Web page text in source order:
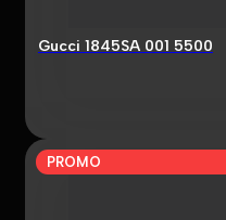
Gucci 1845SA 001 5500
PROMO